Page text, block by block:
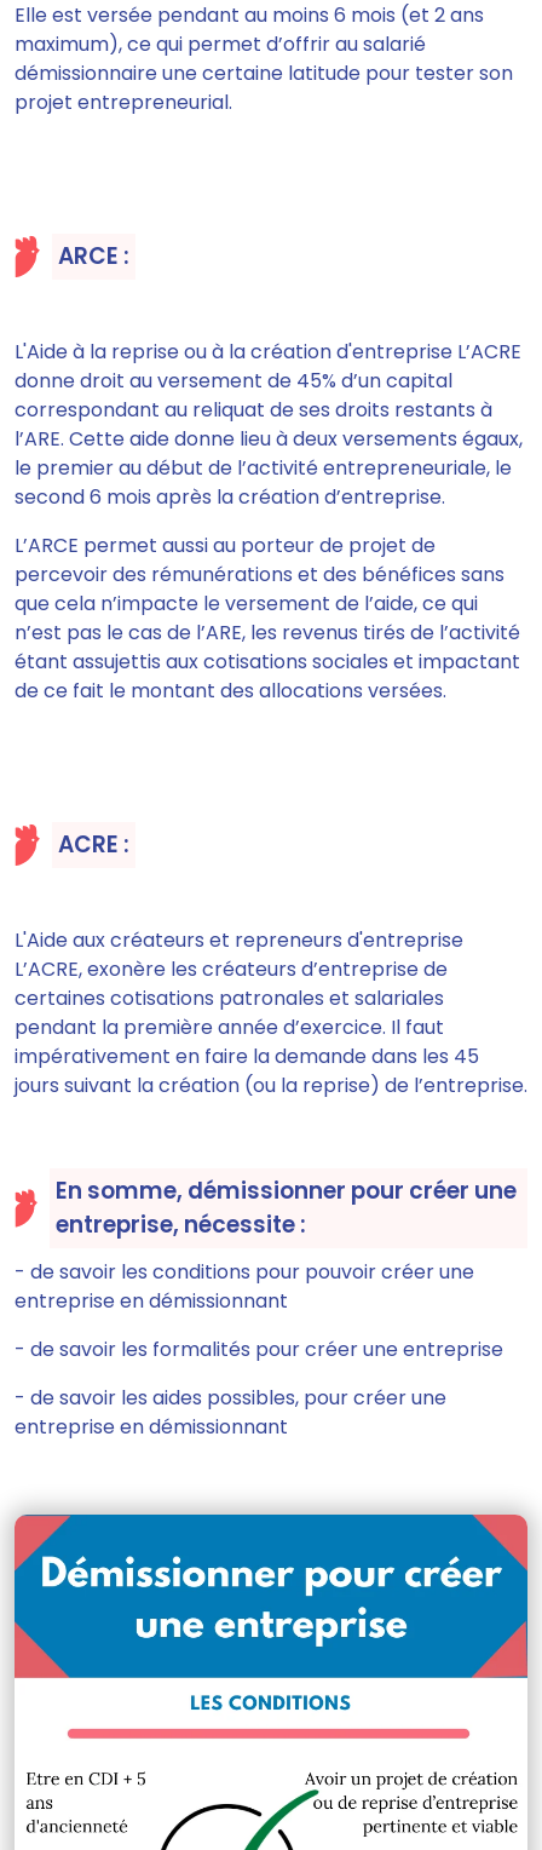
Elle est versée pendant au moins 6 mois (et 2 ans
maximum), ce qui permet d’offrir au salarié
démissionnaire une certaine latitude pour tester son
projet entrepreneurial.
ARCE :
L'Aide à la reprise ou à la création d'entreprise L’ACRE
donne droit au versement de 45% d’un capital
correspondant au reliquat de ses droits restants à
l’ARE. Cette aide donne lieu à deux versements égaux,
le premier au début de l’activité entrepreneuriale, le
second 6 mois après la création d’entreprise.
L’ARCE permet aussi au porteur de projet de
percevoir des rémunérations et des bénéfices sans
que cela n’impacte le versement de l’aide, ce qui
n’est pas le cas de l’ARE, les revenus tirés de l’activité
étant assujettis aux cotisations sociales et impactant
de ce fait le montant des allocations versées.
ACRE :
L'Aide aux créateurs et repreneurs d'entreprise
L’ACRE,exonère les créateurs d’entreprise de
certaines cotisations patronales et salariales
pendant la première année d’exercice. Il faut
impérativement en faire la demande dans les 45
jours suivant la création (ou la reprise) de l’entreprise.
En somme, démissionner pour créer une
entreprise, nécessite :
- de savoir les conditions pour pouvoir créer une
entreprise en démissionnant
- de savoir les formalités pour créer une entreprise
- de savoir les aides possibles, pour créer une
entreprise en démissionnant